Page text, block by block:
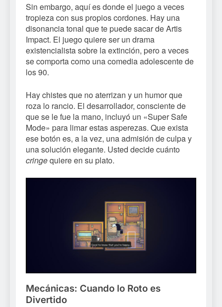
Sin embargo, aquí es donde el juego a veces
tropieza con sus propios cordones. Hay una
disonancia tonal que te puede sacar de Artis
Impact. El juego quiere ser un drama
existencialista sobre la extinción, pero a veces
se comporta como una comedia adolescente de
los 90.
Hay chistes que no aterrizan y un humor que
roza lo rancio. El desarrollador, consciente de
que se le fue la mano, incluyó un «Super Safe
Mode» para limar estas asperezas. Que exista
ese botón es, a la vez, una admisión de culpa y
una solución elegante. Usted decide cuánto
cringequiere en su plato.
Mecánicas: Cuando lo Roto es
Divertido